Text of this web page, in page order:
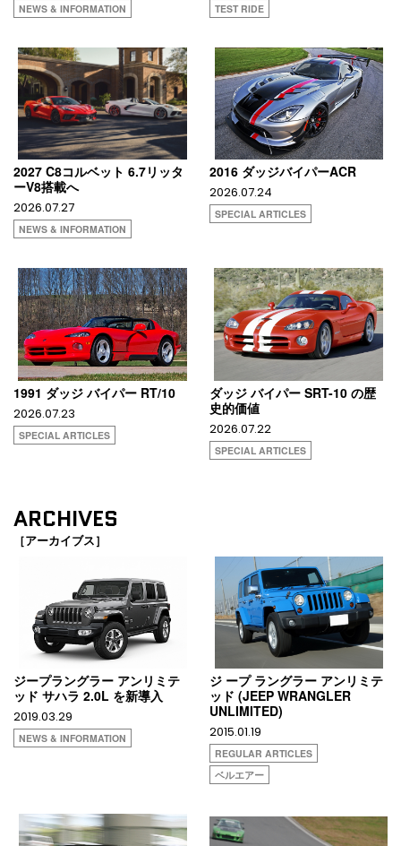
NEWS & INFORMATION TEST RIDE
2027 C8コルベット 6.7リッタ
ーV8搭載へ
2026.07.27
NEWS & INFORMATION
2016 ダッジバイパーACR
2026.07.24
SPECIAL ARTICLES
1991 ダッジ バイパー RT/10
2026.07.23
SPECIAL ARTICLES
ダッジ バイパー SRT-10 の歴
史的価値
2026.07.22
SPECIAL ARTICLES
ARCHIVES
［アーカイブス］
ジープラングラー アンリミテ
ッド サハラ 2.0L を新導入
2019.03.29
NEWS & INFORMATION
ジ ープ ラングラー アンリミテ
ッド (JEEP WRANGLER
UNLIMITED)
2015.01.19
REGULAR ARTICLES
ベルエアー